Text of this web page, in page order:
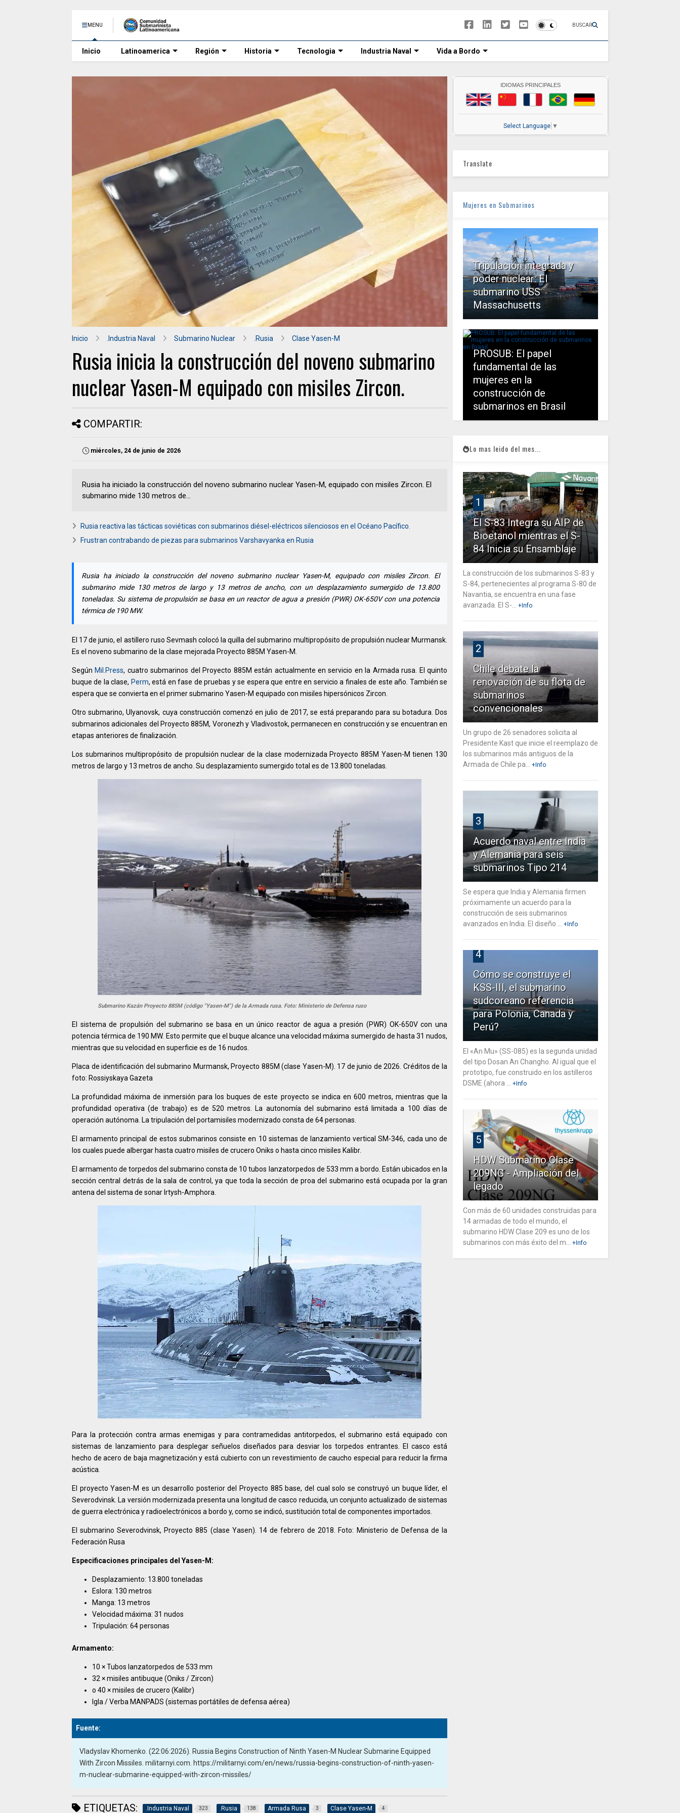
MENU BUSCAR
Inicio Latinoamerica Región Historia Tecnologia Industria Naval Vida a Bordo
Inicio .Industria Naval Submarino Nuclear .Rusia Clase Yasen-M
Rusia inicia la construcción del noveno submarino
nuclear Yasen-M equipado con misiles Zircon.
COMPARTIR:
miércoles, 24 de junio de 2026
Rusia ha iniciado la construcción del noveno submarino nuclear Yasen-M, equipado con misiles Zircon. El
submarino mide 130 metros de...
Rusia reactiva las tácticas soviéticas con submarinos diésel-eléctricos silenciosos en el Océano Pacífico.
Frustran contrabando de piezas para submarinos Varshavyanka en Rusia
Rusia ha iniciado la construcción del noveno submarino nuclear Yasen-M, equipado con misiles Zircon. El
submarino mide 130 metros de largo y 13 metros de ancho, con un desplazamiento sumergido de 13.800
toneladas. Su sistema de propulsión se basa en un reactor de agua a presión (PWR) OK-650V con una potencia
térmica de 190 MW.
El 17 de junio, el astillero ruso Sevmash colocó la quilla del submarino multipropósito de propulsión nuclear Murmansk.
Es el noveno submarino de la clase mejorada Proyecto 885M Yasen-M.
Según Mil.Press, cuatro submarinos del Proyecto 885M están actualmente en servicio en la Armada rusa. El quinto
buque de la clase, Perm, está en fase de pruebas y se espera que entre en servicio a finales de este año. También se
espera que se convierta en el primer submarino Yasen-M equipado con misiles hipersónicos Zircon.
Otro submarino, Ulyanovsk, cuya construcción comenzó en julio de 2017, se está preparando para su botadura. Dos
submarinos adicionales del Proyecto 885M, Voronezh y Vladivostok, permanecen en construcción y se encuentran en
etapas anteriores de finalización.
Los submarinos multipropósito de propulsión nuclear de la clase modernizada Proyecto 885M Yasen-M tienen 130
metros de largo y 13 metros de ancho. Su desplazamiento sumergido total es de 13.800 toneladas.
Submarino Kazán Proyecto 885M (código "Yasen-M") de la Armada rusa. Foto: Ministerio de Defensa ruso
El sistema de propulsión del submarino se basa en un único reactor de agua a presión (PWR) OK-650V con una
potencia térmica de 190 MW. Esto permite que el buque alcance una velocidad máxima sumergido de hasta 31 nudos,
mientras que su velocidad en superficie es de 16 nudos.
Placa de identificación del submarino Murmansk, Proyecto 885M (clase Yasen-M). 17 de junio de 2026. Créditos de la
foto: Rossiyskaya Gazeta
La profundidad máxima de inmersión para los buques de este proyecto se indica en 600 metros, mientras que la
profundidad operativa (de trabajo) es de 520 metros. La autonomía del submarino está limitada a 100 días de
operación autónoma. La tripulación del portamisiles modernizado consta de 64 personas.
El armamento principal de estos submarinos consiste en 10 sistemas de lanzamiento vertical SM-346, cada uno de
los cuales puede albergar hasta cuatro misiles de crucero Oniks o hasta cinco misiles Kalibr.
El armamento de torpedos del submarino consta de 10 tubos lanzatorpedos de 533 mm a bordo. Están ubicados en la
sección central detrás de la sala de control, ya que toda la sección de proa del submarino está ocupada por la gran
antena del sistema de sonar Irtysh-Amphora.
Para la protección contra armas enemigas y para contramedidas antitorpedos, el submarino está equipado con
sistemas de lanzamiento para desplegar señuelos diseñados para desviar los torpedos entrantes. El casco está
hecho de acero de baja magnetización y está cubierto con un revestimiento de caucho especial para reducir la firma
acústica.
El proyecto Yasen-M es un desarrollo posterior del Proyecto 885 base, del cual solo se construyó un buque líder, el
Severodvinsk. La versión modernizada presenta una longitud de casco reducida, un conjunto actualizado de sistemas
de guerra electrónica y radioelectrónicos a bordo y, como se indicó, sustitución total de componentes importados.
El submarino Severodvinsk, Proyecto 885 (clase Yasen). 14 de febrero de 2018. Foto: Ministerio de Defensa de la
Federación Rusa
Especificaciones principales del Yasen-M:
Desplazamiento: 13.800 toneladas
Eslora: 130 metros
Manga: 13 metros
Velocidad máxima: 31 nudos
Tripulación: 64 personas
Armamento:
10 × Tubos lanzatorpedos de 533 mm
32 × misiles antibuque (Oniks / Zircon)
o 40 × misiles de crucero (Kalibr)
Igla / Verba MANPADS (sistemas portátiles de defensa aérea)
Fuente:
Vladyslav Khomenko. (22:06:2026). Russia Begins Construction of Ninth Yasen-M Nuclear Submarine Equipped
With Zircon Missiles. militarnyi.com. https://militarnyi.com/en/news/russia-begins-construction-of-ninth-yasen-
m-nuclear-submarine-equipped-with-zircon-missiles/
ETIQUETAS: .Industria Naval 323 .Rusia 138 Armada Rusa 3 Clase Yasen-M 4
IDIOMAS PRINCIPALES
Select Language ▼
Translate
Mujeres en Submarinos
Tripulación integrada y
poder nuclear: El
submarino USS
Massachusetts
PROSUB: El papel
fundamental de las
mujeres en la
construcción de
submarinos en Brasil
Lo mas leido del mes...
1
El S-83 Integra su AIP de
Bioetanol mientras el S-
84 Inicia su Ensamblaje
La construcción de los submarinos S-83 y
S-84, pertenecientes al programa S-80 de
Navantia, se encuentra en una fase
avanzada. El S-...
+Info
2
Chile debate la
renovación de su flota de
submarinos
convencionales
Un grupo de 26 senadores solicita al
Presidente Kast que inicie el reemplazo de
los submarinos más antiguos de la
Armada de Chile pa...
+Info
3
Acuerdo naval entre India
y Alemania para seis
submarinos Tipo 214
Se espera que India y Alemania firmen
próximamente un acuerdo para la
construcción de seis submarinos
avanzados en India. El diseño ...
+Info
4
Cómo se construye el
KSS-III, el submarino
sudcoreano referencia
para Polonia, Canada y
Perú?
El «An Mu» (SS-085) es la segunda unidad
del tipo Dosan An Changho. Al igual que el
prototipo, fue construido en los astilleros
DSME (ahora ...
+Info
5
HDW Submarino Clase
209NG - Ampliación del
legado
Con más de 60 unidades construidas para
14 armadas de todo el mundo, el
submarino HDW Clase 209 es uno de los
submarinos con más éxito del m...
+Info